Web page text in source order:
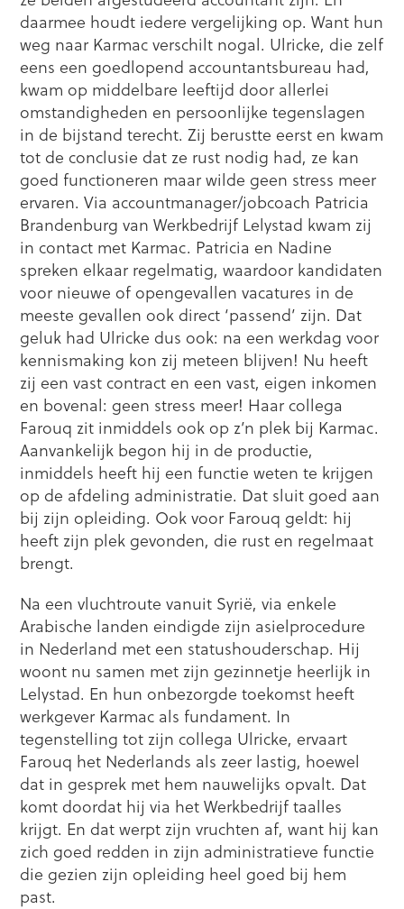
daarmee houdt iedere vergelijking op. Want hun
weg naar Karmac verschilt nogal. Ulricke, die zelf
eens een goedlopend accountantsbureau had,
kwam op middelbare leeftijd door allerlei
omstandigheden en persoonlijke tegenslagen
in de bijstand terecht. Zij berustte eerst en kwam
tot de conclusie dat ze rust nodig had, ze kan
goed functioneren maar wilde geen stress meer
ervaren. Via accountmanager/jobcoach Patricia
Brandenburg van Werkbedrijf Lelystad kwam zij
in contact met Karmac. Patricia en Nadine
spreken elkaar regelmatig, waardoor kandidaten
voor nieuwe of opengevallen vacatures in de
meeste gevallen ook direct ‘passend’ zijn. Dat
geluk had Ulricke dus ook: na een werkdag voor
kennismaking kon zij meteen blijven! Nu heeft
zij een vast contract en een vast, eigen inkomen
en bovenal: geen stress meer! Haar collega
Farouq zit inmiddels ook op z’n plek bij Karmac.
Aanvankelijk begon hij in de productie,
inmiddels heeft hij een functie weten te krijgen
op de afdeling administratie. Dat sluit goed aan
bij zijn opleiding. Ook voor Farouq geldt: hij
heeft zijn plek gevonden, die rust en regelmaat
brengt.
Na een vluchtroute vanuit Syrië, via enkele
Arabische landen eindigde zijn asielprocedure
in Nederland met een statushouderschap. Hij
woont nu samen met zijn gezinnetje heerlijk in
Lelystad. En hun onbezorgde toekomst heeft
werkgever Karmac als fundament. In
tegenstelling tot zijn collega Ulricke, ervaart
Farouq het Nederlands als zeer lastig, hoewel
dat in gesprek met hem nauwelijks opvalt. Dat
komt doordat hij via het Werkbedrijf taalles
krijgt. En dat werpt zijn vruchten af, want hij kan
zich goed redden in zijn administratieve functie
die gezien zijn opleiding heel goed bij hem
past.